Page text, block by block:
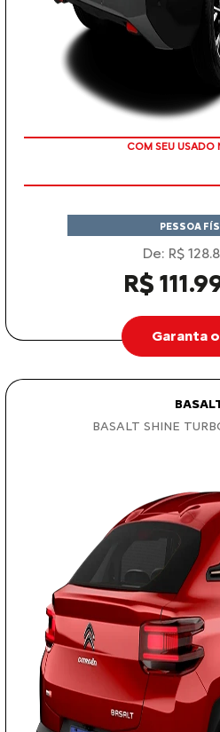
TAXA
PESSOA
De: R$
R$
Garanta
BASALT SHINE